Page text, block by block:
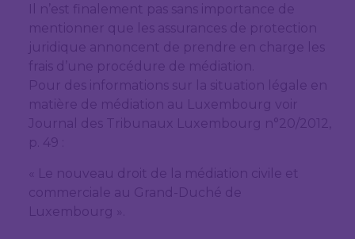
Il n’est finalement pas sans importance de
mentionner que les assurances de protection
juridique annoncent de prendre en charge les
frais d’une procédure de médiation.
Pour des informations sur la situation légale en
matière de médiation au Luxembourg voir
Journal des Tribunaux Luxembourg n°20/2012,
p. 49 :
« Le nouveau droit de la médiation civile et
commerciale au Grand-Duché de
Luxembourg ».